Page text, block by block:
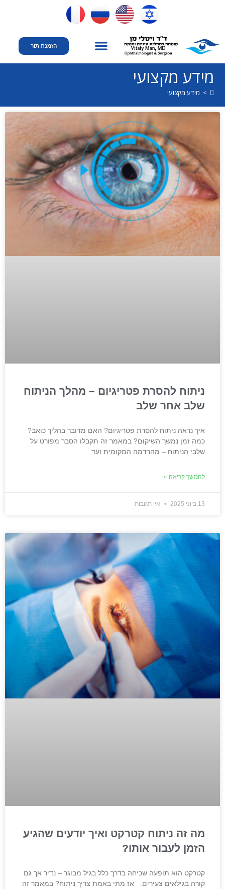
הזמנת תור
מידע מקצועי
> מידע מקצועי
ניתוח להסרת פטריגיום – מהלך הניתוח
שלב אחר שלב
איך נראה ניתוח להסרת פטריגיום? האם מדובר בהליך כואב?
כמה זמן נמשך השיקום? במאמר זה תקבלו הסבר מפורט על
שלבי הניתוח – מהרדמה המקומית ועד
להמשך קריאה »
13 ביוני 2025 אין תגובות
מה זה ניתוח קטרקט ואיך יודעים שהגיע
הזמן לעבור אותו?
קטרקט הוא תופעה שכיחה בדרך כלל בגיל מבוגר – נדיר אך גם
קורה בגילאים צעירים. אז מתי באמת צריך ניתוח? במאמר זה